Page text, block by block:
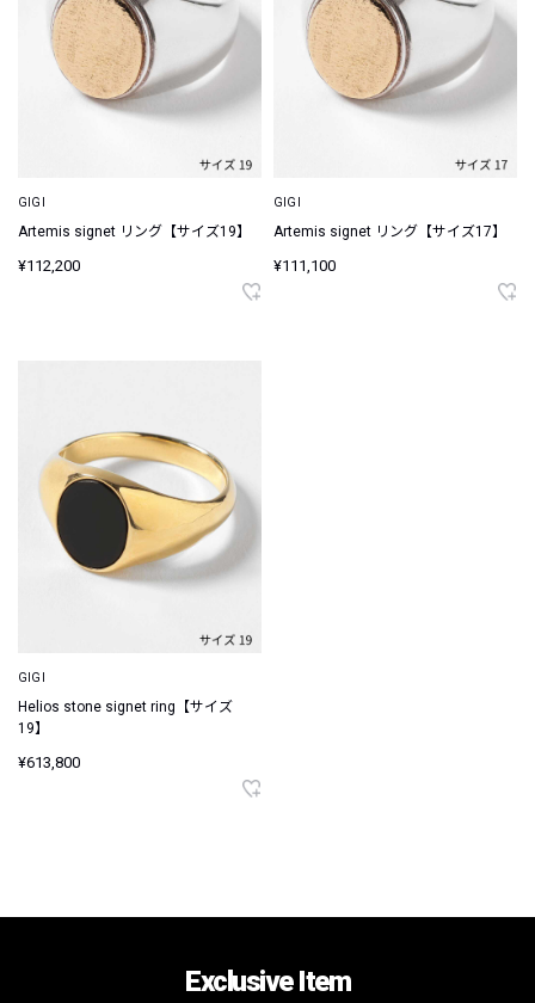
GIGI
Artemis signet リング【サイズ19】
¥112,200
GIGI
Artemis signet リング【サイズ17】
¥111,100
GIGI
Helios stone signet ring【サイズ
19】
¥613,800
Exclusive Item